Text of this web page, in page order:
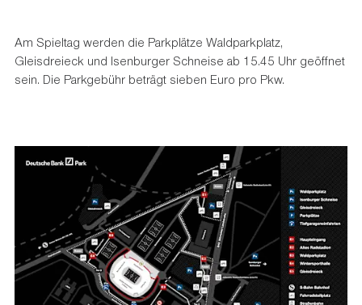
Am Spieltag werden die Parkplätze Waldparkplatz,
Gleisdreieck und Isenburger Schneise ab 15.45 Uhr geöffnet
sein. Die Parkgebühr beträgt sieben Euro pro Pkw.